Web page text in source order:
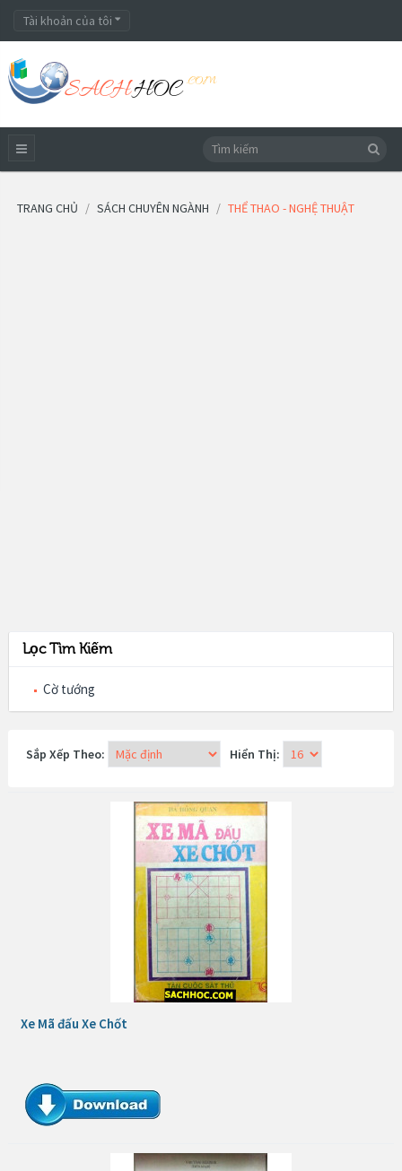
Tài khoản của tôi
TRANG CHỦ SÁCH CHUYÊN NGÀNH THỂ THAO - NGHỆ THUẬT
Lọc Tìm Kiếm
Cờ tướng
Sắp Xếp Theo: Hiển Thị:
Xe Mã đấu Xe Chốt